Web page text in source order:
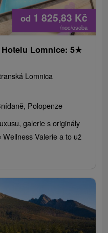
od 1 825,83 Kč
/noc/osoba
Lomnice: 5★
Lomnica
Polopenze
galerie s originály
Valerie a to už